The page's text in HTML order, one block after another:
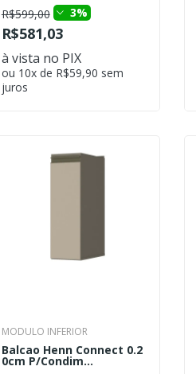
R$599,00
3%
R$581,03
à vista no PIX
ou 10x de R$59,90 sem
juros
MODULO INFERIOR
Balcao Henn Connect 0.2
0cm P/Condim...